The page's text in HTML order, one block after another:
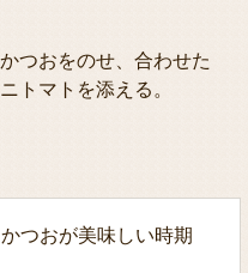
つおをのせ、合わせた
トマトを添える。
つおが美味しい時期